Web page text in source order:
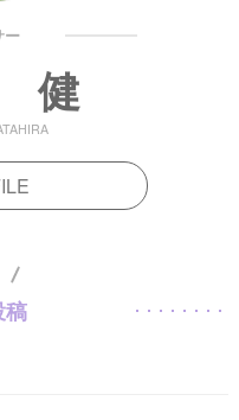
ー
健
稿